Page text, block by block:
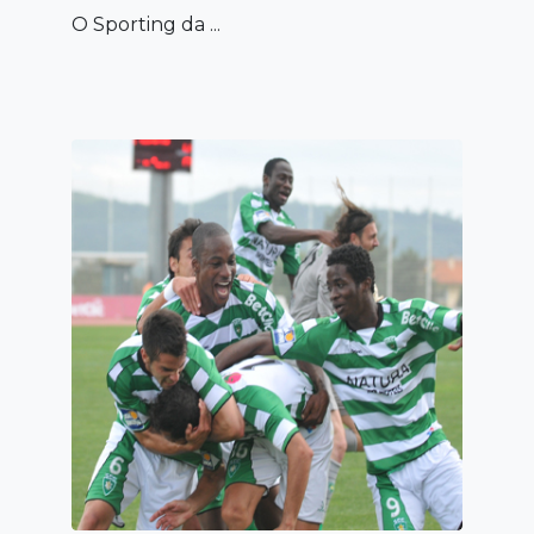
O Sporting da ...